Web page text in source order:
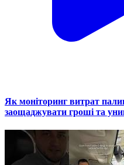
Як моніторинг витрат
заощаджувати гроші та